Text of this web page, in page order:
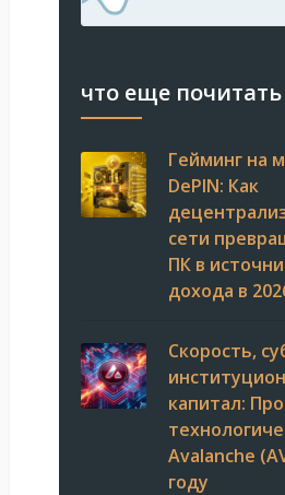
что еще почитать
Гейминг на
DePIN: Как
сети
ПК в
дохода в
Скорость,
капитал:
Avalanche
году